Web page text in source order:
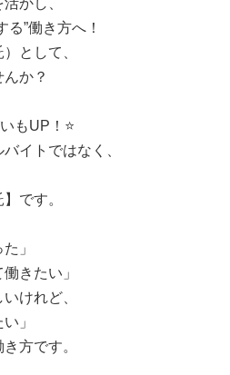
かし、
”働き方へ！
として、
か？
もUP！⭐
イトではなく、
です。
」
きたい」
けれど、
」
方です。